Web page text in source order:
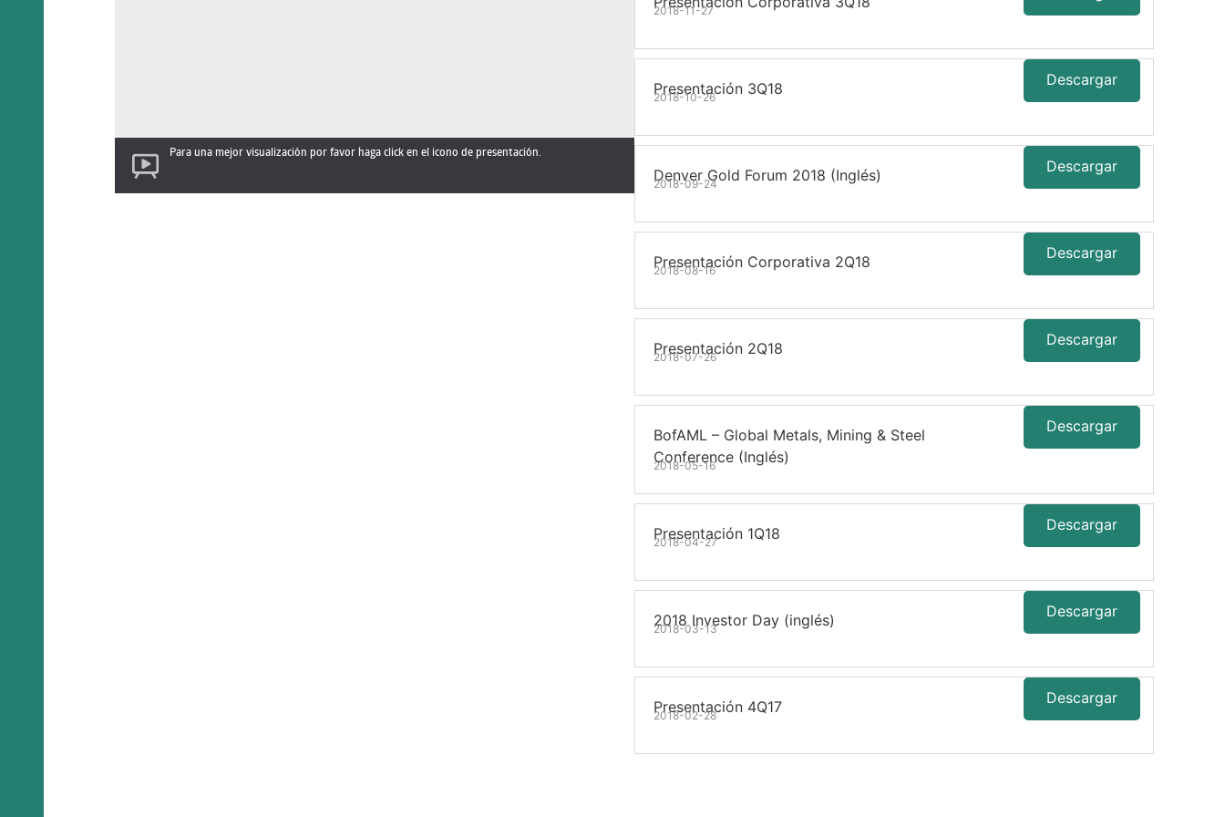
Para una mejor visualización por favor haga click en el icono de presentación.
2018-11-27
Presentación 3Q18
2018-10-26
Descargar
Denver Gold Forum 2018 (Inglés)
2018-09-24
Descargar
Presentación Corporativa 2Q18
2018-08-16
Descargar
Presentación 2Q18
2018-07-26
Descargar
BofAML – Global Metals, Mining & Steel
Conference (Inglés)
2018-05-16
Descargar
Presentación 1Q18
2018-04-27
Descargar
2018 Investor Day (inglés)
2018-03-13
Descargar
Presentación 4Q17
2018-02-28
Descargar